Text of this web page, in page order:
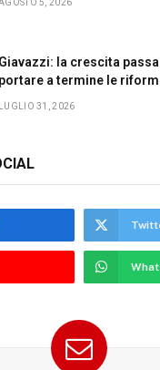
5, 2026
Giavazzi: la crescita passa
portare a termine le
LUGLIO 31, 2026